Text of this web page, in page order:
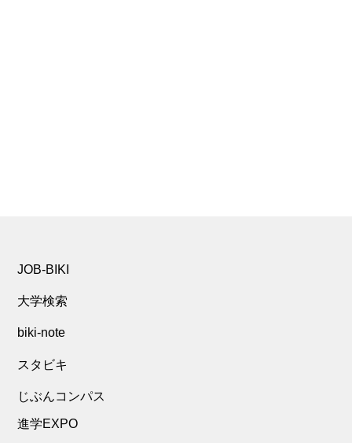
JOB-BIKI
大学検索
biki-note
スタビキ
じぶんコンパス
進学EXPO